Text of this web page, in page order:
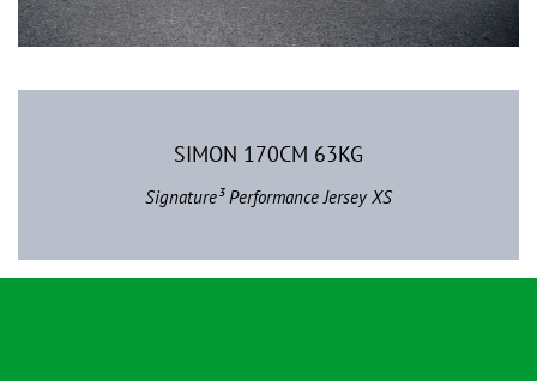
SIMON 170CM 63KG
Signature³ Performance Jersey XS